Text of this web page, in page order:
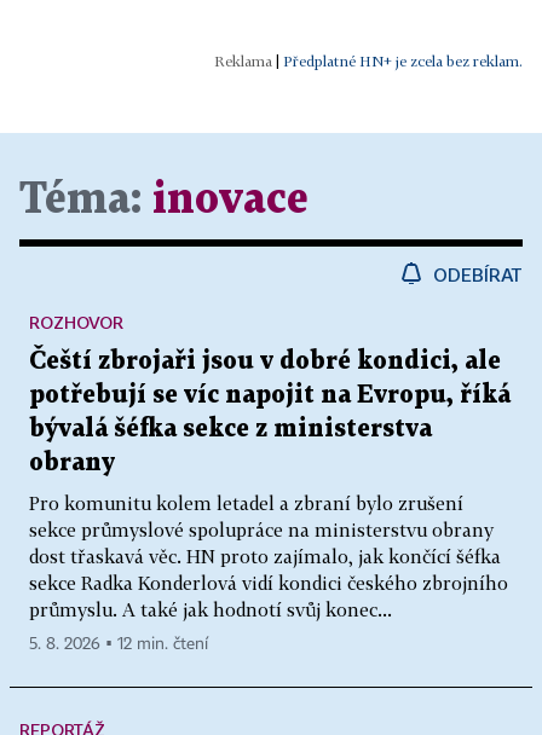
Předplatné HN+ je zcela bez reklam.
Téma: inovace
ODEBÍRAT
Čeští zbrojaři jsou v dobré kondici, ale
potřebují se víc napojit na Evropu, říká
bývalá šéfka sekce z ministerstva
obrany
Pro komunitu kolem letadel a zbraní bylo zrušení
sekce průmyslové spolupráce na ministerstvu obrany
dost třaskavá věc. HN proto zajímalo, jak končící šéfka
sekce Radka Konderlová vidí kondici českého zbrojního
průmyslu. A také jak hodnotí svůj konec...
ROZHOVOR
5. 8. 2026 ▪ 12 min. čtení
REPORTÁŽ